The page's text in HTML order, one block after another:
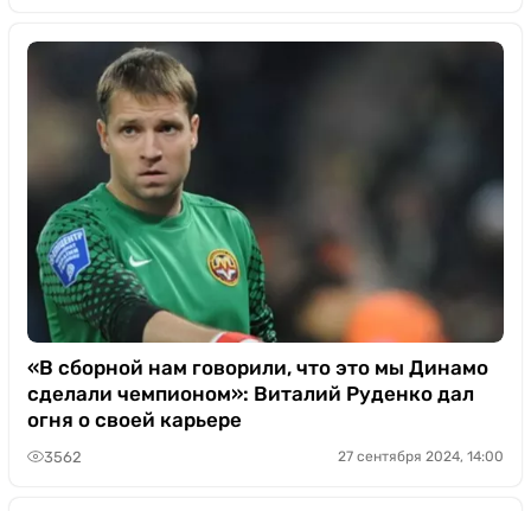
«В сборной нам говорили, что это мы Динамо
сделали чемпионом»: Виталий Руденко дал
огня о своей карьере
3562 27 сентября 2024, 14:00